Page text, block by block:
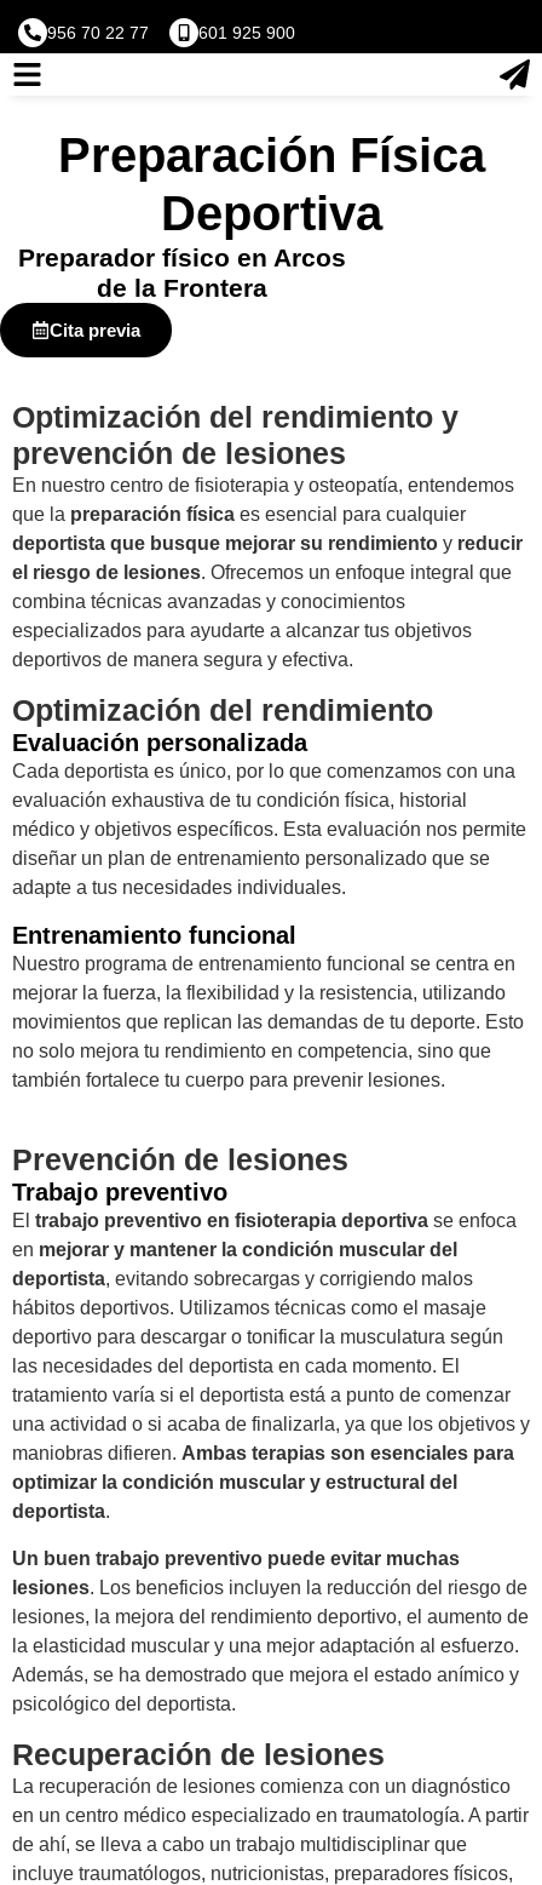
956 70 22 77 601 925 900
Preparación Física
Deportiva
Preparador físico en Arcos
de la Frontera
Cita previa
Optimización del rendimiento y
prevención de lesiones
En nuestro centro de fisioterapia y osteopatía, entendemos
que la preparación física es esencial para cualquier
deportista que busque mejorar su rendimiento y reducir
el riesgo de lesiones. Ofrecemos un enfoque integral que
combina técnicas avanzadas y conocimientos
especializados para ayudarte a alcanzar tus objetivos
deportivos de manera segura y efectiva.
Optimización del rendimiento
Evaluación personalizada
Cada deportista es único, por lo que comenzamos con una
evaluación exhaustiva de tu condición física, historial
médico y objetivos específicos. Esta evaluación nos permite
diseñar un plan de entrenamiento personalizado que se
adapte a tus necesidades individuales.
Entrenamiento funcional
Nuestro programa de entrenamiento funcional se centra en
mejorar la fuerza, la flexibilidad y la resistencia, utilizando
movimientos que replican las demandas de tu deporte. Esto
no solo mejora tu rendimiento en competencia, sino que
también fortalece tu cuerpo para prevenir lesiones.
Prevención de lesiones
Trabajo preventivo
El trabajo preventivo en fisioterapia deportiva se enfoca
en mejorar y mantener la condición muscular del
deportista, evitando sobrecargas y corrigiendo malos
hábitos deportivos. Utilizamos técnicas como el masaje
deportivo para descargar o tonificar la musculatura según
las necesidades del deportista en cada momento. El
tratamiento varía si el deportista está a punto de comenzar
una actividad o si acaba de finalizarla, ya que los objetivos y
maniobras difieren. Ambas terapias son esenciales para
optimizar la condición muscular y estructural del
deportista.
Un buen trabajo preventivo puede evitar muchas
lesiones. Los beneficios incluyen la reducción del riesgo de
lesiones, la mejora del rendimiento deportivo, el aumento de
la elasticidad muscular y una mejor adaptación al esfuerzo.
Además, se ha demostrado que mejora el estado anímico y
psicológico del deportista.
Recuperación de lesiones
La recuperación de lesiones comienza con un diagnóstico
en un centro médico especializado en traumatología. A partir
de ahí, se lleva a cabo un trabajo multidisciplinar que
incluye traumatólogos, nutricionistas, preparadores físicos,